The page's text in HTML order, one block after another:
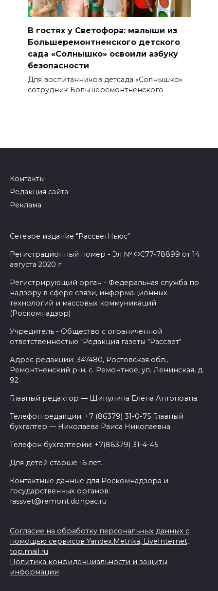
В гостях у Светофора: малыши из
Большеремонтненского детского
сада «Солнышко» освоили азбуку
безопасности
Для воспитанников детсада «Солнышко»
сотрудник Большеремонтненского
Контакты
Редакция сайта
Реклама
Сетевое издание "РассветНьюс"
Регистрационный номер - Эл № ФС77-78899 от 14
августа 2020 г.
Регистрирующий орган - Федеральная служба по
надзору в сфере связи, информационных
технологий и массовых коммуникаций
(Роскомнадзор)
Учредитель - Общество с ограниченной
ответственностью "Редакция газеты "Рассвет"
Адрес редакции: 347480, Ростовская обл.,
Ремонтненский р-н, с. Ремонтное, ул. Ленинская, д.
92
Главный редактор — Шипулина Елена Антоновна.
Телефон редакции: +7 (86379) 31-0-75 Главный
бухгалтер — Николаева Раиса Николаевна.
Телефон бухгалтерии: +7(86379) 31-4-45
Для детей старше 16 лет.
Контактные данные для Роскомнадзора и
государственных органов:
rassvet@remont.donpac.ru
Согласие на обработку персональных данных с
помощью сервисов Yandex.Metrika, LiveInternet,
top.mail.ru
Политика конфиденциальности и защиты
информации